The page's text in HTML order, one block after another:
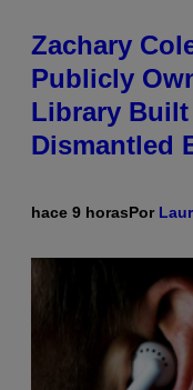
Zachary
Publicly
Library Built
Dismantled
hace 9 horasPor